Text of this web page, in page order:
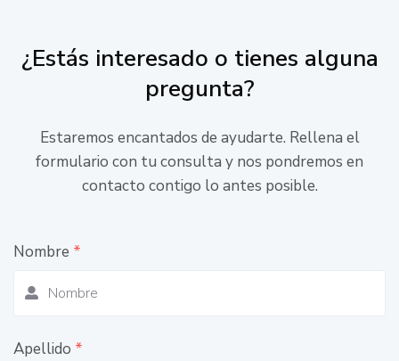
¿Estás interesado o tienes alguna
pregunta?
Estaremos encantados de ayudarte. Rellena el
formulario con tu consulta y nos pondremos en
contacto contigo lo antes posible.
Nombre *
Apellido *